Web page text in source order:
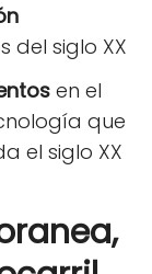
del siglo XX
en el
que
el siglo XX